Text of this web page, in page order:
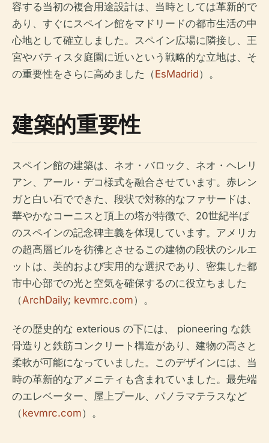
容する当初の複合用途設計は、当時としては革新的で
あり、すぐにスペイン館をマドリードの都市生活の中
心地として確立しました。スペイン広場に隣接し、王
宮やバティスタ庭園に近いという戦略的な立地は、そ
の重要性をさらに高めました（EsMadrid）。
建築的重要性
スペイン館の建築は、ネオ・バロック、ネオ・ヘレリ
アン、アール・デコ様式を融合させています。赤レン
ガと白い石でできた、段状で対称的なファサードは、
華やかなコーニスと頂上の塔が特徴で、20世紀半ば
のスペインの記念碑主義を体現しています。アメリカ
の超高層ビルを彷彿とさせるこの建物の段状のシルエ
ットは、美的および実用的な選択であり、密集した都
市中心部での光と空気を確保するのに役立ちました
（ArchDaily; kevmrc.com）。
その歴史的な exterious の下には、 pioneering な鉄
骨造りと鉄筋コンクリート構造があり、建物の高さと
柔軟が可能になっていました。このデザインには、当
時の革新的なアメニティも含まれていました。最先端
のエレベーター、屋上プール、パノラマテラスなど
（kevmrc.com）。